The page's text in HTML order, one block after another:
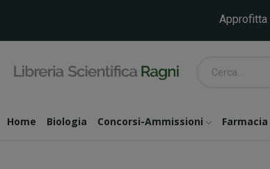
Home Biologia Concorsi-Ammissioni Farmacia